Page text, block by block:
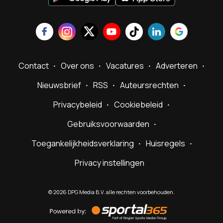
Contact Over ons Vacatures
Adverteren
Nieuwsbrief
RSS
Auteursrechten
Privacybeleid
Cookiebeleid
Gebruiksvoorwaarden
Toegankelijkheidsverklaring
Huisregels
Privacy instellingen
©2026 DPG Media B.V. alle rechten voorbehouden.
by
Sportal365